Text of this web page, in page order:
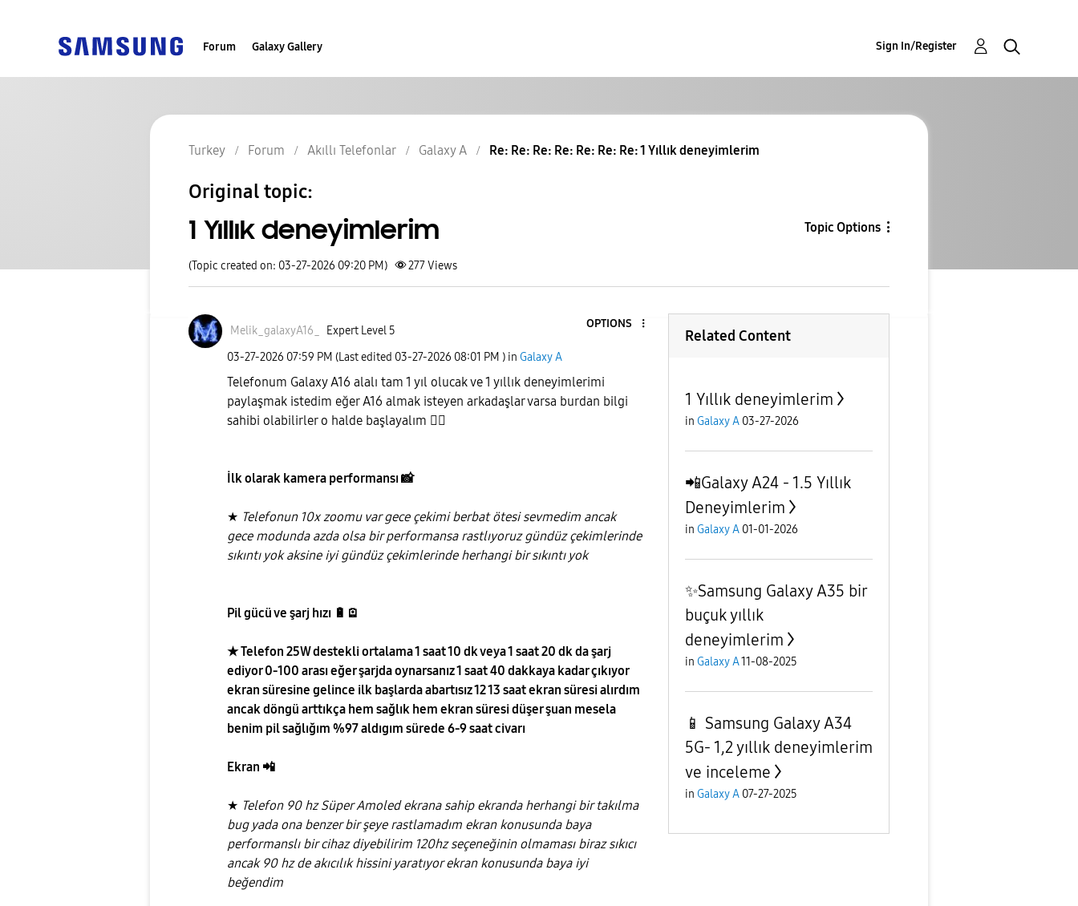
Forum Galaxy Gallery Sign In/Register
Turkey Forum Akıllı Telefonlar Galaxy A Re: Re: Re: Re: Re: Re: Re: 1 Yıllık deneyimlerim
Original topic:
1 Yıllık deneyimlerim Topic Options
(Topic created on: 03-27-2026 09:20 PM) 277Views
Melik_galaxyA16 Expert Level 5
OPTIONS
‎03-27-2026 07:59 PM (Last edited ‎03-27-2026 08:01 PM ) in Galaxy A
Telefonum Galaxy A16 alalı tam 1 yıl olucak ve 1 yıllık deneyimlerimi
paylaşmak istedim eğer A16 almak isteyen arkadaşlar varsa burdan bilgi
sahibi olabilirler o halde başlayalım 👇🏻
İlk olarak kamera performansı📸
★ Telefonun 10x zoomu var gece çekimi berbat ötesi sevmedim ancak
gece modunda azda olsa bir performansa rastlıyoruz gündüz çekimlerinde
sıkıntı yok aksine iyi gündüz çekimlerinde herhangi bir sıkıntı yok
Pil gücü ve şarj hızı 🔋 🪫
★ Telefon 25W destekli ortalama 1 saat 10 dk veya 1 saat 20 dk da şarj
ediyor 0-100 arası eğer şarjda oynarsanız 1 saat 40 dakkaya kadar çıkıyor
ekran süresine gelince ilk başlarda abartısız 12 13 saat ekran süresi alırdım
ancak döngü arttıkça hem sağlık hem ekran süresi düşer şuan mesela
benim pil sağlığım %97 aldıgım sürede 6-9 saat civarı
Ekran 📲
★ Telefon 90 hz Süper Amoled ekrana sahip ekranda herhangi bir takılma
bug yada ona benzer bir şeye rastlamadım ekran konusunda baya
performanslı bir cihaz diyebilirim 120hz seçeneğinin olmaması biraz sıkıcı
ancak 90 hz de akıcılık hissini yaratıyor ekran konusunda baya iyi
beğendim
Related Content
1 Yıllık deneyimlerim
in Galaxy A 03-27-2026
📲Galaxy A24 - 1.5 Yıllık
Deneyimlerim
in Galaxy A 01-01-2026
✨️Samsung Galaxy A35 bir
buçuk yıllık
deneyimlerim
in Galaxy A11-08-2025
📱 Samsung Galaxy A34
5G- 1,2 yıllık deneyimlerim
ve inceleme
in Galaxy A 07-27-2025